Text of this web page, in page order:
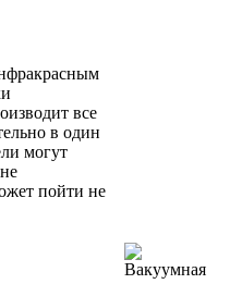
все
в один
могут
пойти не